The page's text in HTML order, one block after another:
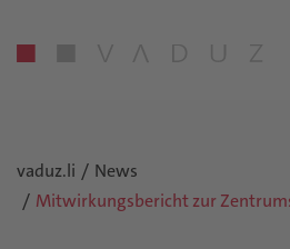
vaduz.li
News
Mitwirkungsbericht zur